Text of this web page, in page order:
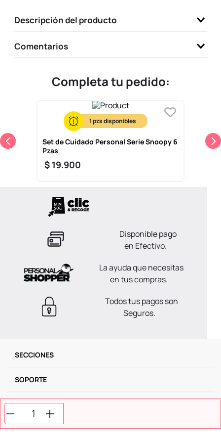
Descripción del producto
Comentarios
Completa tu pedido:
1
Set de Cuidado Personal Serie Snoopy 6
Pzas
$ 19.900
Disponible pago
en Efectivo.
La ayuda que necesitas
en tus compras.
Todos tus pagos son
Seguros.
SECCIONES
SOPORTE
SERVICIOS
NOSOTROS